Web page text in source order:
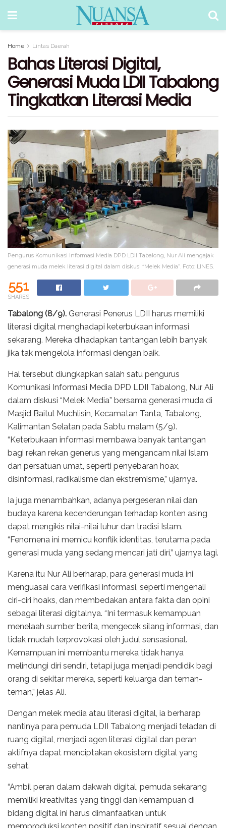
Home Lintas Daerah
Bahas Literasi Digital,
Generasi Muda LDII Tabalong
Tingkatkan Literasi Media
Pengurus Komunikasi Informasi Media DPD LDII Tabalong, Nur Ali mengajak
generasi muda melek literasi digital dalam diskusi “Melek Media”. Foto: LINES.
551
SHARES
Tabalong (8/9). Generasi Penerus LDII harus memiliki
literasi digital menghadapi keterbukaan informasi
sekarang. Mereka dihadapkan tantangan lebih banyak
jika tak mengelola informasi dengan baik.
Hal tersebut diungkapkan salah satu pengurus
Komunikasi Informasi Media DPD LDII Tabalong, Nur Ali
dalam diskusi “Melek Media” bersama generasi muda di
Masjid Baitul Muchlisin, Kecamatan Tanta, Tabalong,
Kalimantan Selatan pada Sabtu malam (5/9).
“Keterbukaan informasi membawa banyak tantangan
bagi rekan rekan generus yang mengancam nilai Islam
dan persatuan umat, seperti penyebaran hoax,
disinformasi, radikalisme dan ekstremisme,” ujarnya.
Ia juga menambahkan, adanya pergeseran nilai dan
budaya karena kecenderungan terhadap konten asing
dapat mengikis nilai-nilai luhur dan tradisi Islam.
“Fenomena ini memicu konflik identitas, terutama pada
generasi muda yang sedang mencari jati diri,” ujarnya lagi.
Karena itu Nur Ali berharap, para generasi muda ini
menguasai cara verifikasi informasi, seperti mengenali
ciri-ciri hoaks, dan membedakan antara fakta dan opini
sebagai literasi digitalnya. “Ini termasuk kemampuan
menelaah sumber berita, mengecek silang informasi, dan
tidak mudah terprovokasi oleh judul sensasional.
Kemampuan ini membantu mereka tidak hanya
melindungi diri sendiri, tetapi juga menjadi pendidik bagi
orang di sekitar mereka, seperti keluarga dan teman-
teman,” jelas Ali.
Dengan melek media atau literasi digital, ia berharap
nantinya para pemuda LDII Tabalong menjadi teladan di
ruang digital, menjadi agen literasi digital dan peran
aktifnya dapat menciptakan ekosistem digital yang
sehat.
“Ambil peran dalam dakwah digital, pemuda sekarang
memiliki kreativitas yang tinggi dan kemampuan di
bidang digital ini harus dimanfaatkan untuk